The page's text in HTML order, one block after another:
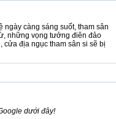
ngày càng sáng suốt, tham sân
những vọng tưởng điên đảo
cửa địa ngục tham sân si sẽ bị
dưới đây!